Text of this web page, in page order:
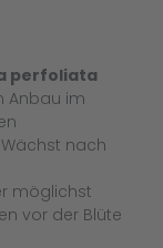
perfoliata
Anbau im
nach
möglichst
vor der Blüte